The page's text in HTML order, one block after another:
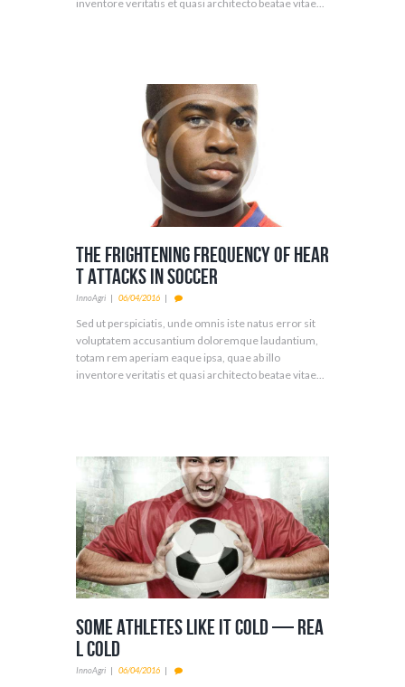
inventore veritatis et quasi architecto beatae vitae...
The Frightening Frequency of Hear
t Attacks in Soccer
InnoAgri 06/04/2016
Sed ut perspiciatis, unde omnis iste natus error sit
voluptatem accusantium doloremque laudantium,
totam rem aperiam eaque ipsa, quae ab illo
inventore veritatis et quasi architecto beatae vitae...
Some Athletes Like it Cold — Rea
l Cold
InnoAgri 06/04/2016